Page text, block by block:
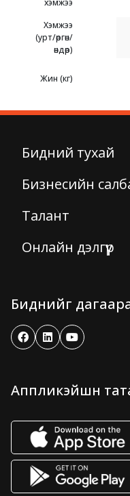
хэмжээ
Хэмжээ
(урт/өргөн/
өндөр)
Жин (кг)
Бидний тухай
Бизнесийн
Талант
Онлайн дэлгүүр
Биднийг
Аппликэйшн